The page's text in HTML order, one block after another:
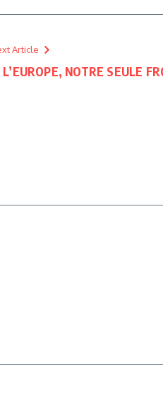
Article
L’EUROPE, NOTRE SEULE